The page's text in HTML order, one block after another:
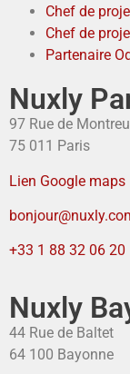
Chef de
Chef de
Partenaire
Nuxly
97 Rue de
75 011 Paris
Lien Google maps
+33 1 88 32 06 20
Nuxly
44 Rue de Baltet
64 100 Bayonne